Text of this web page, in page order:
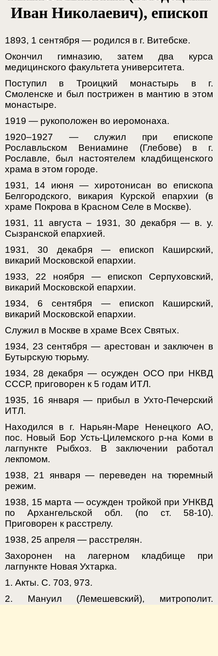
Иван Николаевич), епископ
1893, 1 сентября — родился в г. Витебске.
Окончил гимназию, затем два курса
медицинского факультета университета.
Поступил в Троицкий монастырь в г.
Смоленске и был пострижен в мантию в этом
монастыре.
1919 — рукоположен во иеромонаха.
1920–1927 — служил при епископе
Рославльском Вениамине (Глебове) в г.
Рославле, был настоятелем кладбищенского
храма в этом городе.
1931, 14 июня — хиротонисан во епископа
Белгородского, викария Курской епархии (в
храме Покрова в Красном Селе в Москве).
1931, 11 августа – 1931, 30 декабря — в. у.
Сызранской епархией.
1931, 30 декабря — епископ Каширский,
викарий Московской епархии.
1933, 22 ноября — епископ Серпуховский,
викарий Московской епархии.
1934, 6 сентября — епископ Каширский,
викарий Московской епархии.
Служил в Москве в храме Всех Святых.
1934, 23 сентября — арестован и заключен в
Бутырскую тюрьму.
1934, 28 декабря — осужден ОСО при НКВД
СССР, приговорен к 5 годам ИТЛ.
1935, 16 января — прибыл в Ухто-Печерский
ИТЛ.
Находился в г. Нарьян-Маре Ненецкого АО,
пос. Новый Бор Усть-Цилемского р-на Коми в
лагпункте Рыбхоз. В заключении работал
лекпомом.
1938, 21 января — переведен на тюремный
режим.
1938, 15 марта — осужден тройкой при УНКВД
по Архангельской обл. (по ст. 58-10).
Приговорен к расстрелу.
1938, 25 апреля — расстрелян.
Захоронен на лагерном кладбище при
лагпункте Новая Ухтарка.
1. Акты. С. 703, 973.
2. Мануил (Лемешевский), митрополит.